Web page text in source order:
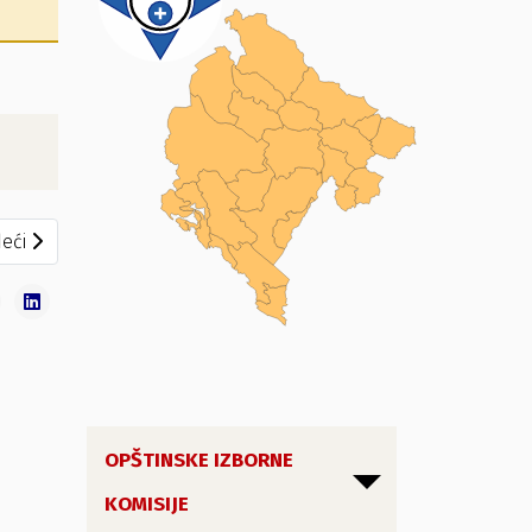
članak: Zaključci za opunomoćene predstavnike izborne
OPŠTINSKE IZBORNE
KOMISIJE